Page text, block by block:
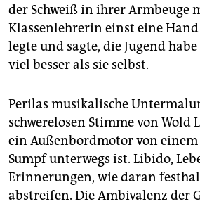
der Schweiß in ihrer Armbeuge
Klassenlehrerin einst eine
legte und sagte, die Jugend habe
viel besser als sie selbst.
Perilas musikalische
schwerelosen Stimme von
ein Außenbordmotor von einem
Sumpf unterwegs ist. Libido,
Erinnerungen, wie daran
abstreifen. Die Ambivalenz der